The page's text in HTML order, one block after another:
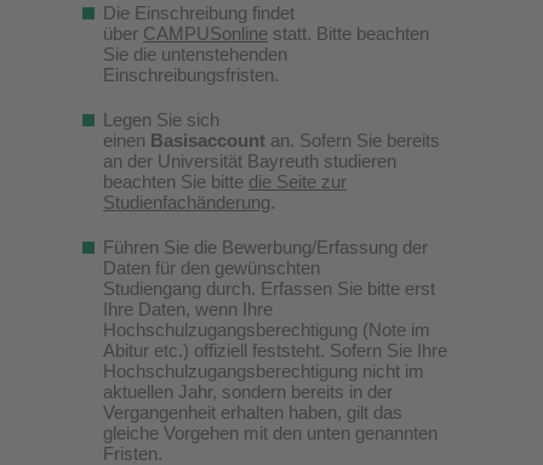
Die Einschreibung findet
über CAMPUSonline statt. Bitte beachten
Sie die untenstehenden
Einschreibungsfristen.
Legen Sie sich
einen Basisaccount an. Sofern Sie bereits
an der Universität Bayreuth studieren
beachten Sie bitte die Seite zur
Studienfachänderung.
Führen Sie die Bewerbung/Erfassung der
Daten für den gewünschten
Studiengang durch. Erfassen Sie bitte erst
Ihre Daten, wenn Ihre
Hochschulzugangsberechtigung (Note im
Abitur etc.) offiziell feststeht. Sofern Sie Ihre
Hochschulzugangsberechtigung nicht im
aktuellen Jahr, sondern bereits in der
Vergangenheit erhalten haben, gilt das
gleiche Vorgehen mit den unten genannten
Fristen.